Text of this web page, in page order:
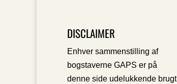
DISCLAIMER
Enhver sammenstilling af
bogstaverne GAPS er på
denne side udelukkende brugt